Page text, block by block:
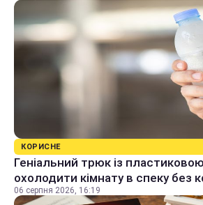
КОРИСНЕ
Геніальний трюк із
охолодити кімнату в спеку без
06 серпня 2026, 16:19